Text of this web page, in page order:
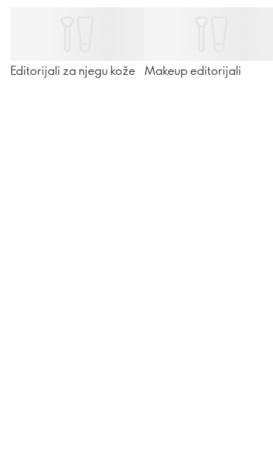
Editorijali za njegu kože Makeup editorijali